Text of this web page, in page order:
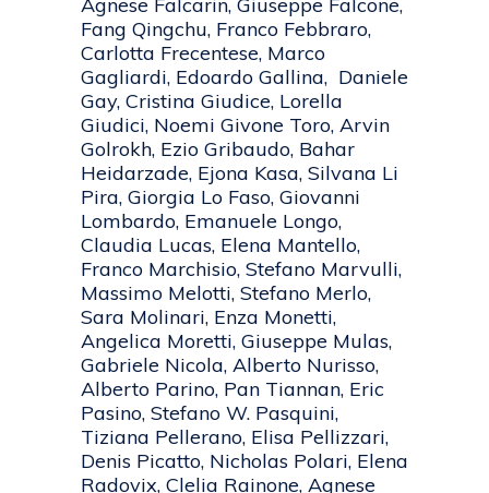
Agnese Falcarin, Giuseppe Falcone,
Fang Qingchu, Franco Febbraro,
Carlotta Frecentese, Marco
Gagliardi, Edoardo Gallina, Daniele
Gay, Cristina Giudice, Lorella
Giudici, Noemi Givone Toro, Arvin
Golrokh, Ezio Gribaudo, Bahar
Heidarzade, Ejona Kasa, Silvana Li
Pira, Giorgia Lo Faso, Giovanni
Lombardo, Emanuele Longo,
Claudia Lucas, Elena Mantello,
Franco Marchisio, Stefano Marvulli,
Massimo Melotti, Stefano Merlo,
Sara Molinari, Enza Monetti,
Angelica Moretti, Giuseppe Mulas,
Gabriele Nicola, Alberto Nurisso,
Alberto Parino, Pan Tiannan, Eric
Pasino, Stefano W. Pasquini,
Tiziana Pellerano, Elisa Pellizzari,
Denis Picatto, Nicholas Polari, Elena
Radovix, Clelia Rainone, Agnese